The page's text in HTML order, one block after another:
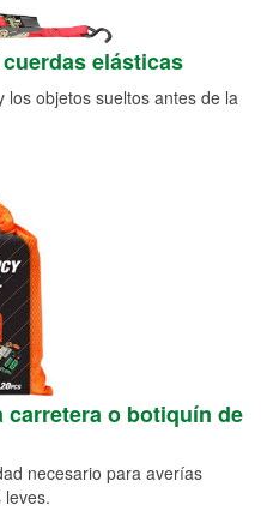
cuerdas elásticas
los objetos sueltos antes de la
carretera o botiquín de
necesario para averías